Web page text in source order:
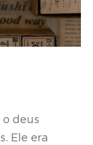
o deus
Ele era